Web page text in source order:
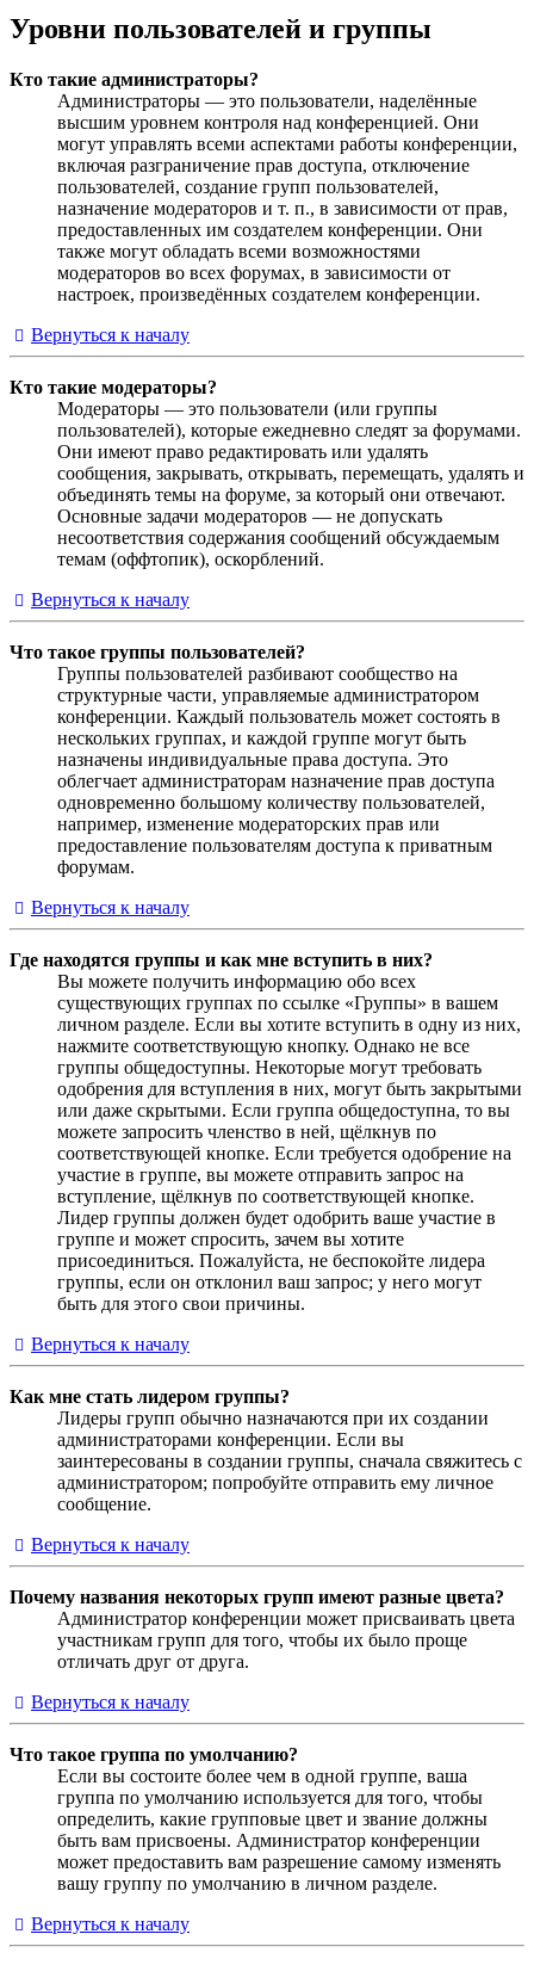
Уровни пользователей и группы
Кто такие администраторы?
Администраторы — это пользователи, наделённые
высшим уровнем контроля над конференцией. Они
могут управлять всеми аспектами работы конференции,
включая разграничение прав доступа, отключение
пользователей, создание групп пользователей,
назначение модераторов и т. п., в зависимости от прав,
предоставленных им создателем конференции. Они
также могут обладать всеми возможностями
модераторов во всех форумах, в зависимости от
настроек, произведённых создателем конференции.
Вернуться к началу
Кто такие модераторы?
Модераторы — это пользователи (или группы
пользователей), которые ежедневно следят за форумами.
Они имеют право редактировать или удалять
сообщения, закрывать, открывать, перемещать, удалять и
объединять темы на форуме, за который они отвечают.
Основные задачи модераторов — не допускать
несоответствия содержания сообщений обсуждаемым
темам (оффтопик), оскорблений.
Вернуться к началу
Что такое группы пользователей?
Группы пользователей разбивают сообщество на
структурные части, управляемые администратором
конференции. Каждый пользователь может состоять в
нескольких группах, и каждой группе могут быть
назначены индивидуальные права доступа. Это
облегчает администраторам назначение прав доступа
одновременно большому количеству пользователей,
например, изменение модераторских прав или
предоставление пользователям доступа к приватным
форумам.
Вернуться к началу
Где находятся группы и как мне вступить в них?
Вы можете получить информацию обо всех
существующих группах по ссылке «Группы» в вашем
личном разделе. Если вы хотите вступить в одну из них,
нажмите соответствующую кнопку. Однако не все
группы общедоступны. Некоторые могут требовать
одобрения для вступления в них, могут быть закрытыми
или даже скрытыми. Если группа общедоступна, то вы
можете запросить членство в ней, щёлкнув по
соответствующей кнопке. Если требуется одобрение на
участие в группе, вы можете отправить запрос на
вступление, щёлкнув по соответствующей кнопке.
Лидер группы должен будет одобрить ваше участие в
группе и может спросить, зачем вы хотите
присоединиться. Пожалуйста, не беспокойте лидера
группы, если он отклонил ваш запрос; у него могут
быть для этого свои причины.
Вернуться к началу
Как мне стать лидером группы?
Лидеры групп обычно назначаются при их создании
администраторами конференции. Если вы
заинтересованы в создании группы, сначала свяжитесь с
администратором; попробуйте отправить ему личное
сообщение.
Вернуться к началу
Почему названия некоторых групп имеют разные цвета?
Администратор конференции может присваивать цвета
участникам групп для того, чтобы их было проще
отличать друг от друга.
Вернуться к началу
Что такое группа по умолчанию?
Если вы состоите более чем в одной группе, ваша
группа по умолчанию используется для того, чтобы
определить, какие групповые цвет и звание должны
быть вам присвоены. Администратор конференции
может предоставить вам разрешение самому изменять
вашу группу по умолчанию в личном разделе.
Вернуться к началу